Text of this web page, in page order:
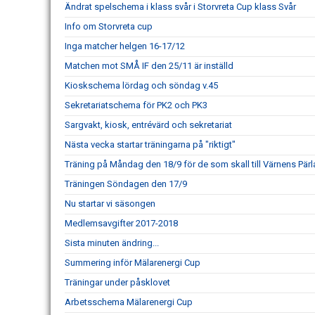
Ändrat spelschema i klass svår i Storvreta Cup klass Svår
Info om Storvreta cup
Inga matcher helgen 16-17/12
Matchen mot SMÅ IF den 25/11 är inställd
Kioskschema lördag och söndag v.45
Sekretariatschema för PK2 och PK3
Sargvakt, kiosk, entrévärd och sekretariat
Nästa vecka startar träningarna på "riktigt"
Träning på Måndag den 18/9 för de som skall till Värnens
Träningen Söndagen den 17/9
Nu startar vi säsongen
Medlemsavgifter 2017-2018
Sista minuten ändring...
Summering inför Mälarenergi Cup
Träningar under påsklovet
Arbetsschema Mälarenergi Cup